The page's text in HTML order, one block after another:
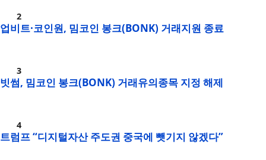
업비트·코인원, 밈코인 봉크(BONK) 거래지원 종료
빗썸, 밈코인 봉크(BONK) 거래유의종목 지정 해제
트럼프 “디지털자산 주도권 중국에 뺏기지 않겠다”